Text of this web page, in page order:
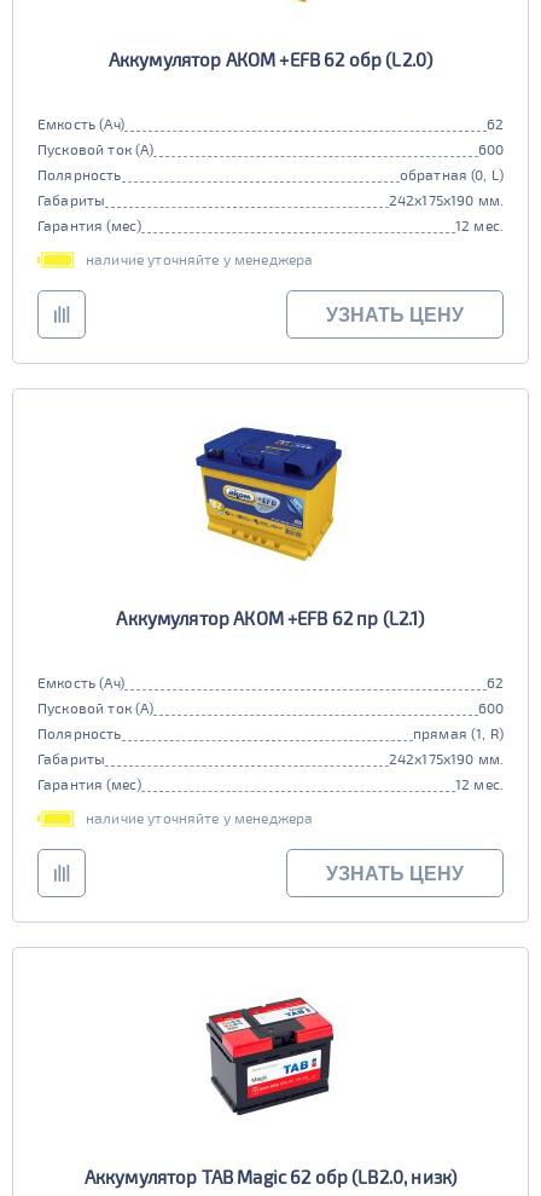
Аккумулятор АКОМ +EFB 62 обр (L2.0)
Емкость (Ач)
62
Пусковой ток (А)
600
Полярность
обратная (0, L)
Габариты
242x175x190 мм.
Гарантия (мес)
12 мес.
наличие уточняйте у менеджера
УЗНАТЬ ЦЕНУ
Аккумулятор АКОМ +EFB 62 пр (L2.1)
Емкость (Ач)
62
Пусковой ток (А)
600
Полярность
прямая (1, R)
Габариты
242x175x190 мм.
Гарантия (мес)
12 мес.
наличие уточняйте у менеджера
УЗНАТЬ ЦЕНУ
Аккумулятор TAB Magic 62 обр (LB2.0, низк)